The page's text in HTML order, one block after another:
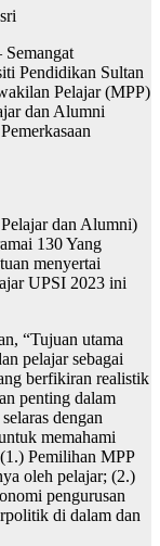
Semangat
Pendidikan Sultan
Pelajar (MPP)
dan Alumni
dan Alumni)
130 Yang
menyertai
UPSI 2023 ini
“Tujuan utama
pelajar sebagai
berfikiran realistik
penting dalam
dengan
memahami
Pemilihan MPP
oleh pelajar; (2.)
pengurusan
di dalam dan